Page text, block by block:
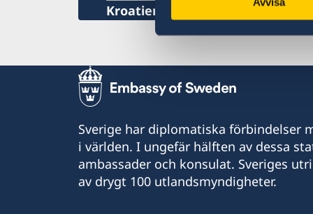
Kroatien, Zagreb
Sverige har diplomatiska förbindelser
i världen. I ungefär hälften av dessa
ambassader och konsulat. Sveriges
av drygt 100 utlandsmyndigheter.